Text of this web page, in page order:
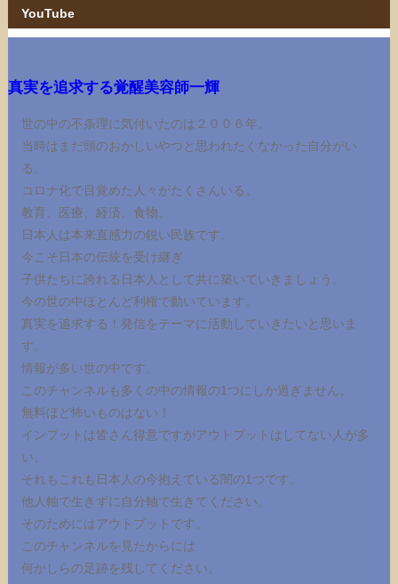
YouTube
真実を追求する覚醒美容師一輝
世の中の不条理に気付いたのは２００６年。
当時はまだ頭のおかしいやつと思われたくなかった自分がい
る。
コロナ化で目覚めた人々がたくさんいる。
教育、医療、経済、食物。
日本人は本来直感力の鋭い民族です。
今こそ日本の伝統を受け継ぎ
子供たちに誇れる日本人として共に築いていきましょう。
今の世の中ほとんど利権で動いています。
真実を追求する！発信をテーマに活動していきたいと思いま
す。
情報が多い世の中です。
このチャンネルも多くの中の情報の1つにしか過ぎません。
無料ほど怖いものはない！
インプットは皆さん得意ですがアウトプットはしてない人が多
い。
それもこれも日本人の今抱えている闇の1つです。
他人軸で生きずに自分軸で生きてください。
そのためにはアウトプットです。
このチャンネルを見たからには
何かしらの足跡を残してください。